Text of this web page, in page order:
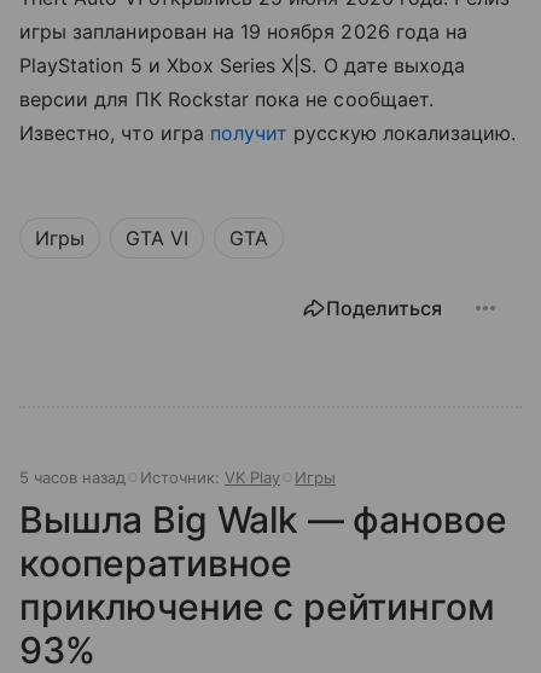
игры запланирован на 19 ноября 2026 года на
PlayStation 5 и Xbox Series X|S. О дате выхода
версии для ПК Rockstar пока не сообщает.
Известно, что игра получит русскую локализацию.
Игры GTA VI GTA
Поделиться
5 часов назад Источник: VK Play Игры
Вышла Big Walk — фановое
кооперативное
приключение с рейтингом
93%